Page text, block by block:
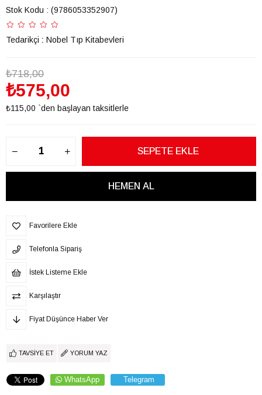
Stok Kodu (9786053352907)
Tedarikçi : Nobel Tıp Kitabevleri
₺718,00
₺575,00
₺115,00 `den başlayan taksitlerle
Favorilere Ekle
Telefonla Sipariş
İstek Listeme Ekle
Karşılaştır
Fiyat Düşünce Haber Ver
TAVSIYE ET YORUM YAZ
WhatsApp Telegram